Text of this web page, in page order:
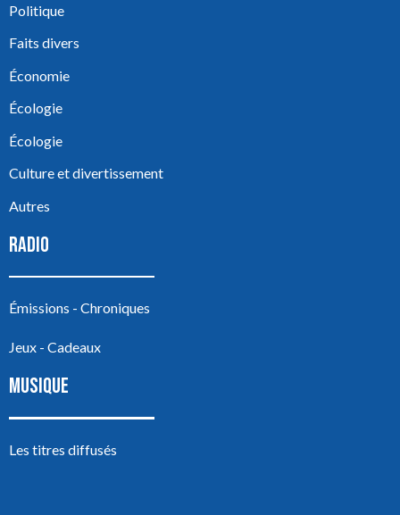
Politique
Faits divers
Économie
Écologie
Écologie
Culture et divertissement
Autres
RADIO
Émissions - Chroniques
Jeux - Cadeaux
MUSIQUE
Les titres diffusés